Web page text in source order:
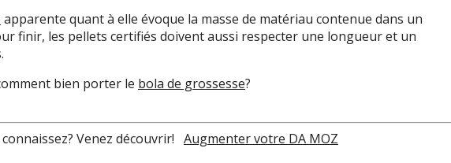
apparente quant à elle évoque la masse de matériau contenue dans un
finir, les pellets certifiés doivent aussi respecter une longueur et un
bien porter le bola de grossesse?
Venez découvrir! Augmenter votre DA MOZ